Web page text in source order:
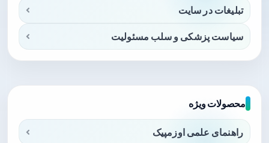
تبلیغات در سایت
سیاست پزشکی و سلب مسئولیت
محصولات ویژه
راهنمای علمی اوزمپیک